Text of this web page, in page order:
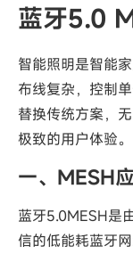
蓝牙5.0
智能照明是智能
布线复杂，控制
替换传统方案，
极致的用户体验。
一、MESH
蓝牙5.0MESH是
信的低能耗蓝牙